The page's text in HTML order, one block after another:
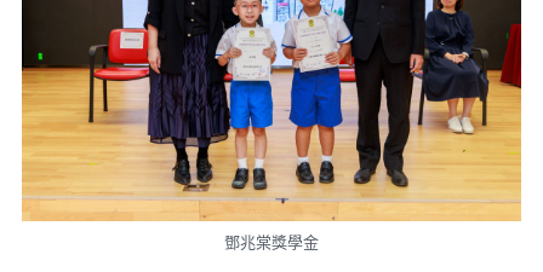
鄧兆棠獎學金